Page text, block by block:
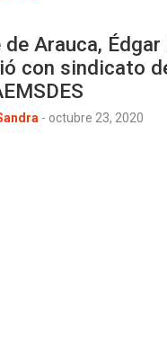
Arauca,
con sindicato
- octubre 23, 2020